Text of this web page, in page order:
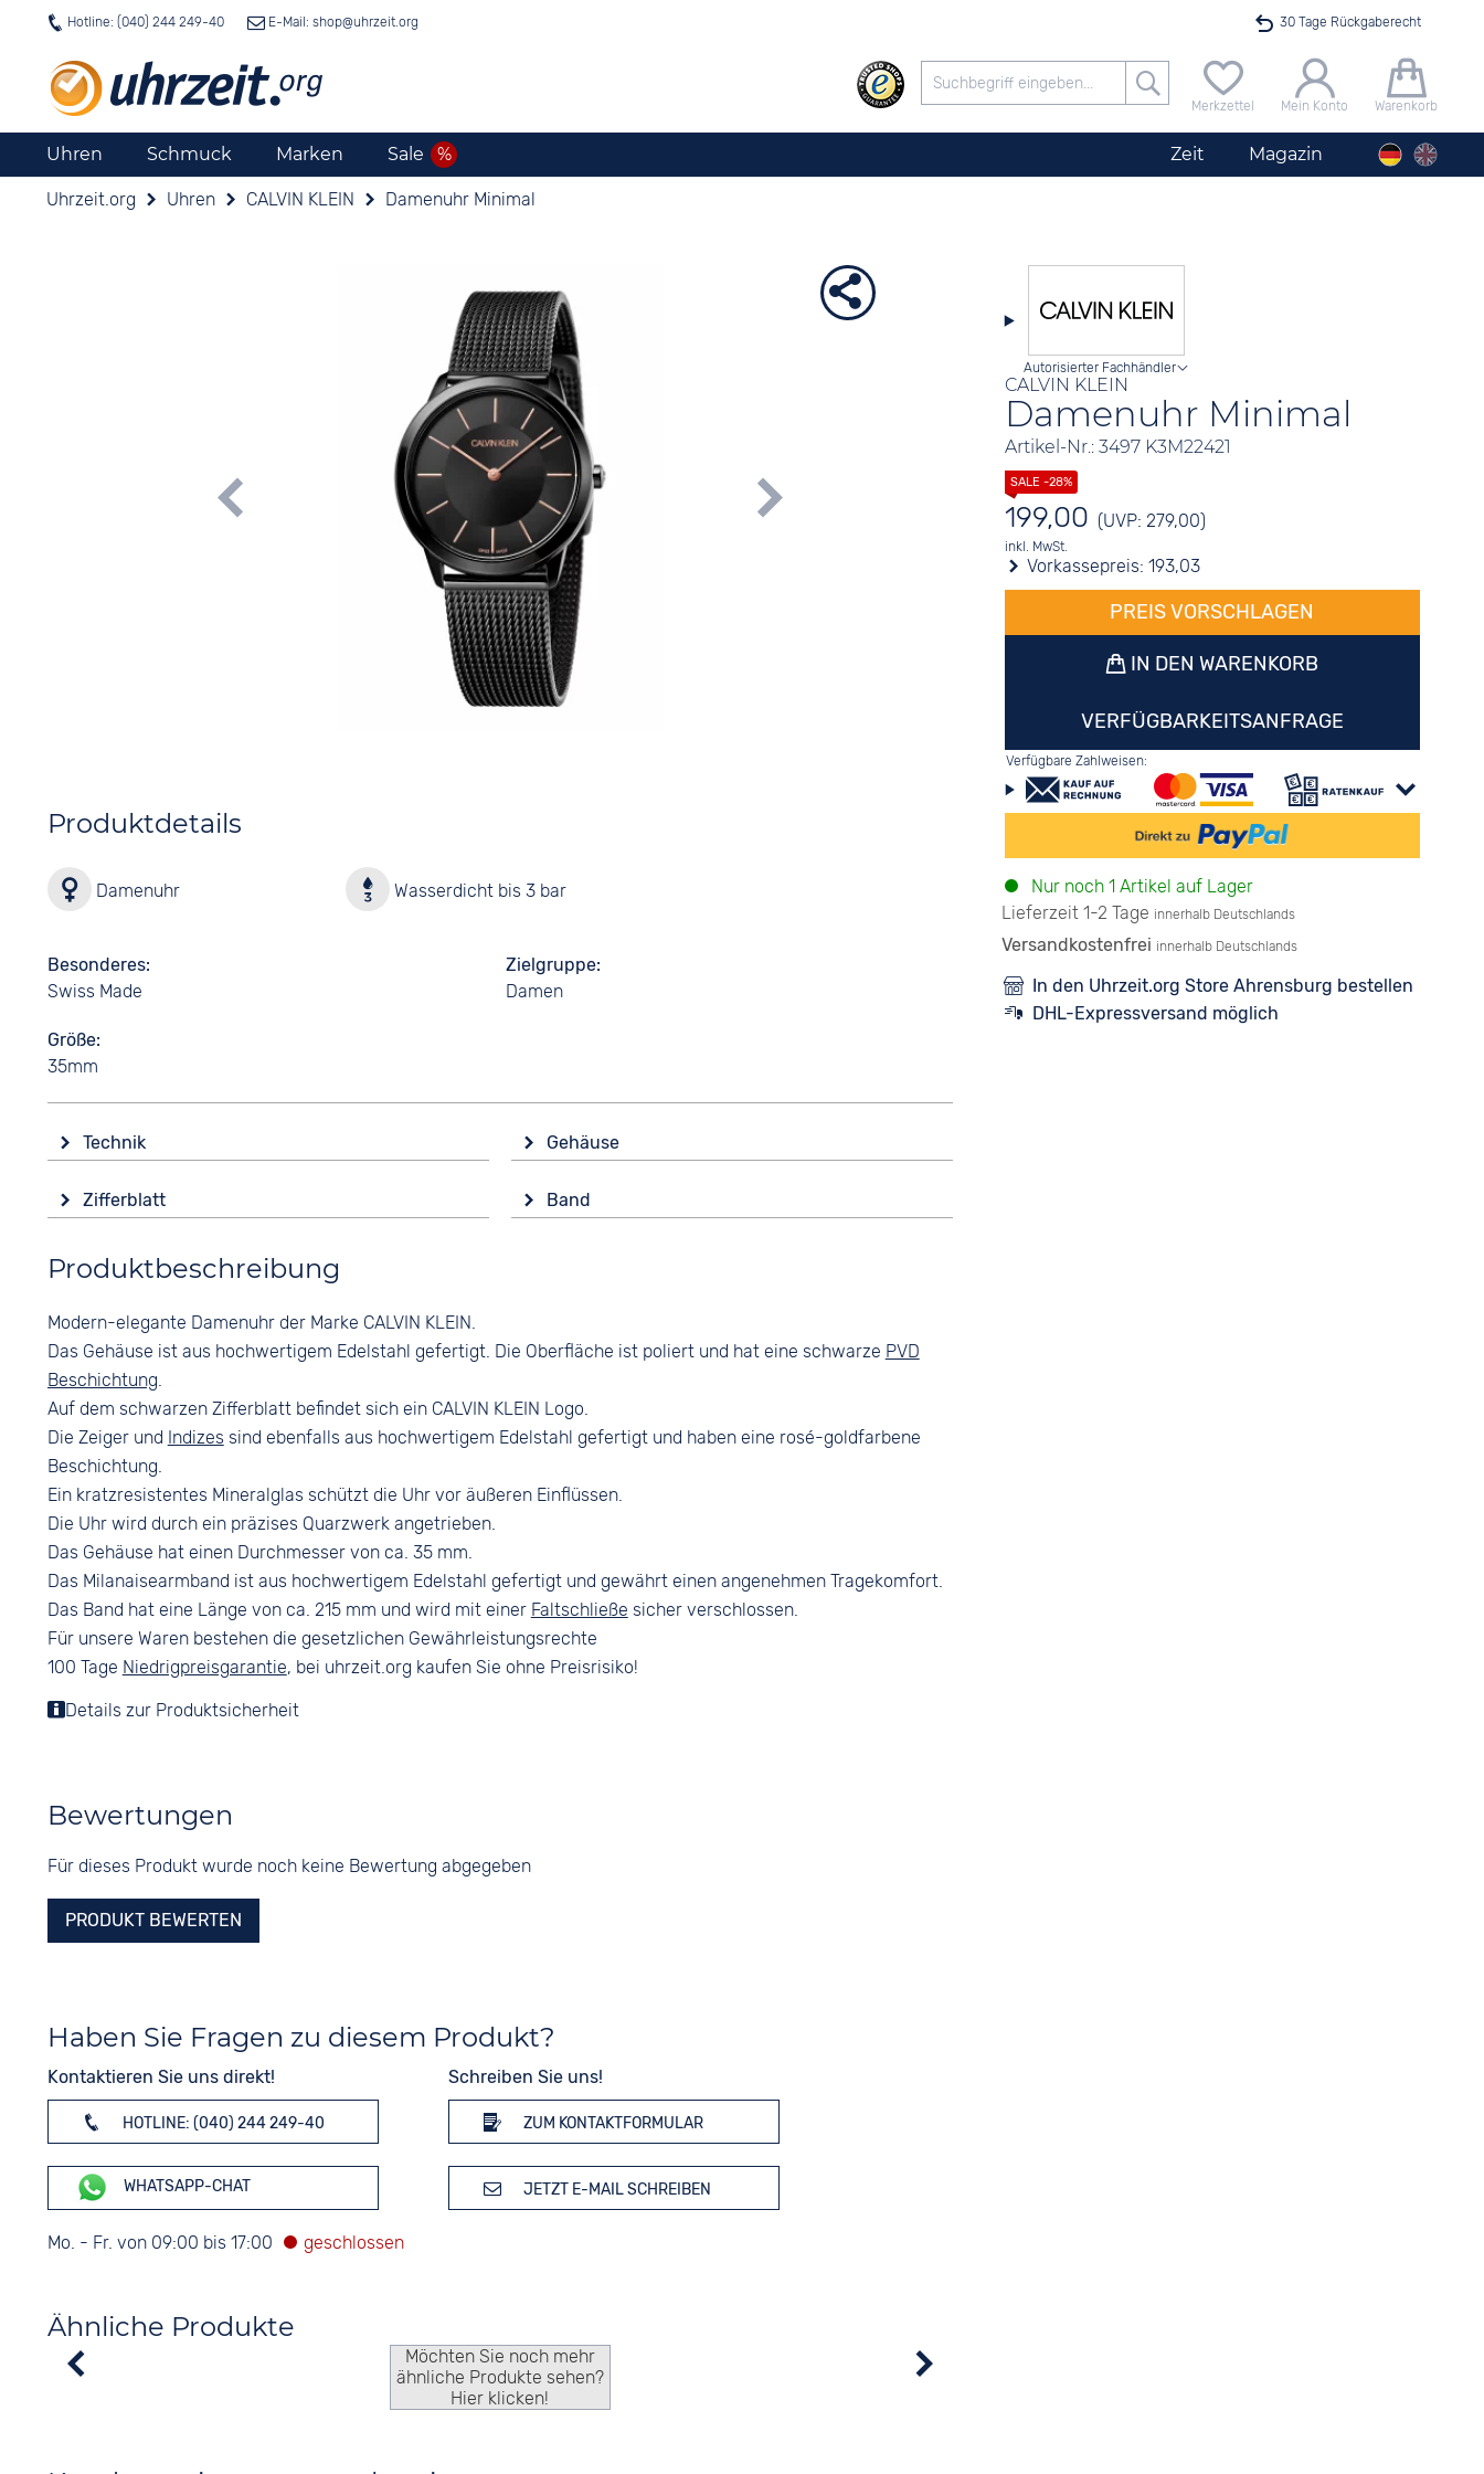
Hotline: (040) 244 249-40 E-Mail: shop@uhrzeit.org 30 Tage Rückgaberecht
Versandkostenfrei ab 40 €
24h Expresslieferung
100 Tage Niedrigpreisgarantie
Merkzettel Mein Konto Warenkorb
Uhren Schmuck Marken Sale Zeit Magazin
Uhrzeit.org Uhren CALVIN KLEIN Damenuhr Minimal
CALVIN KLEIN
Damenuhr Minimal
Artikel-Nr.: 3497 K3M22421
Autorisierter Fachhändler
199,00 (UVP: 279,00)
inkl. MwSt.
Vorkassepreis: 193,03
PREIS VORSCHLAGEN
IN DEN WARENKORB
VERFÜGBARKEITSANFRAGE
Verfügbare Zahlweisen:
Nur noch 1 Artikel auf Lager
Lieferzeit 1-2 Tage innerhalb Deutschlands
Versandkostenfrei innerhalb Deutschlands
In den Uhrzeit.org Store Ahrensburg bestellen
DHL-Expressversand möglich
Produktdetails
Damenuhr Wasserdicht bis 3 bar
Besonderes
Swiss Made
Zielgruppe
Damen
Größe
35mm
Technik
Batterie (Quarz)
3 bar
Gehäuse
Edelstahl
Mineralglas
Schwarz
Zifferblatt
Analog
Schwarz
Ziffern
Keine
Band
Faltschließe
Produktbeschreibung
Modern-elegante Damenuhr der Marke CALVIN KLEIN.
Das Gehäuse ist aus hochwertigem Edelstahl gefertigt. Die Oberfläche ist poliert und hat eine schwarze PVD
Beschichtung.
Auf dem schwarzen Zifferblatt befindet sich ein CALVIN KLEIN Logo.
Die Zeiger und Indizes sind ebenfalls aus hochwertigem Edelstahl gefertigt und haben eine rosé-goldfarbene
Beschichtung.
Ein kratzresistentes Mineralglas schützt die Uhr vor äußeren Einflüssen.
Die Uhr wird durch ein präzises Quarzwerk angetrieben.
Das Gehäuse hat einen Durchmesser von ca. 35 mm.
Das Milanaisearmband ist aus hochwertigem Edelstahl gefertigt und gewährt einen angenehmen Tragekomfort.
Das Band hat eine Länge von ca. 215 mm und wird mit einer Faltschließe sicher verschlossen.
Für unsere Waren bestehen die gesetzlichen Gewährleistungsrechte
100 Tage Niedrigpreisgarantie, bei uhrzeit.org kaufen Sie ohne Preisrisiko!
Details zur Produktsicherheit
Bewertungen
Für dieses Produkt wurde noch keine Bewertung abgegeben
PRODUKT BEWERTEN
Haben Sie Fragen zu diesem Produkt?
Kontaktieren Sie uns direkt!
HOTLINE: (040) 244 249-40
WHATSAPP-CHAT
Mo. - Fr. von 09:00 bis 17:00
Schreiben Sie uns!
ZUM KONTAKTFORMULAR
JETZT E-MAIL SCHREIBEN
Ähnliche Produkte
Möchten Sie noch mehr
ähnliche Produkte sehen?
Hier klicken!